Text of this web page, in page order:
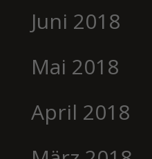
Juni 2018
Mai 2018
April 2018